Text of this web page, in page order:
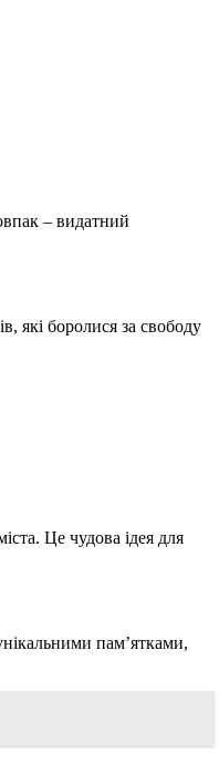
– видатний
які боролися за свободу
Це чудова ідея для
пам’ятками,